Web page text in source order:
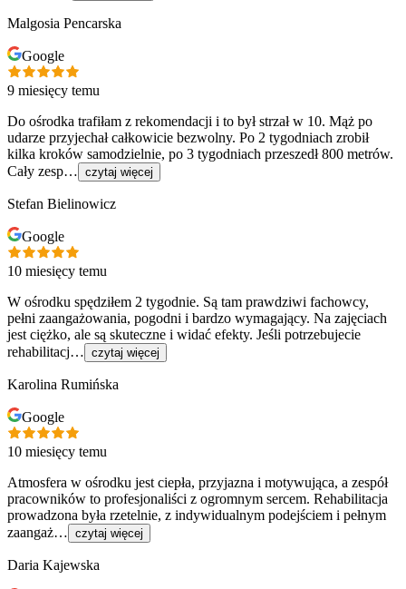
Malgosia Pencarska
Google
9 miesięcy temu
Do ośrodka trafiłam z rekomendacji i to był strzał w 10. Mąż po
udarze przyjechał całkowicie bezwolny. Po 2 tygodniach zrobił
kilka kroków samodzielnie, po 3 tygodniach przeszedł 800 metrów.
Cały zesp… czytaj więcej
Stefan Bielinowicz
Google
10 miesięcy temu
W ośrodku spędziłem 2 tygodnie. Są tam prawdziwi fachowcy,
pełni zaangażowania, pogodni i bardzo wymagający. Na zajęciach
jest ciężko, ale są skuteczne i widać efekty. Jeśli potrzebujecie
rehabilitacj… czytaj więcej
Karolina Rumińska
Google
10 miesięcy temu
Atmosfera w ośrodku jest ciepła, przyjazna i motywująca, a zespół
pracowników to profesjonaliści z ogromnym sercem. Rehabilitacja
prowadzona była rzetelnie, z indywidualnym podejściem i pełnym
zaangaż… czytaj więcej
Daria Kajewska